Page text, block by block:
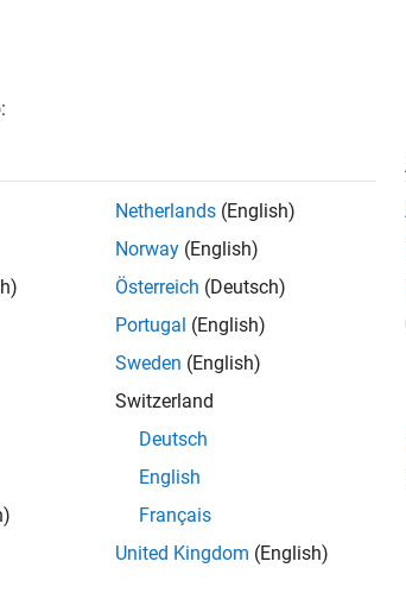
Netherlands (English)
Norway (English)
Österreich (Deutsch)
Portugal (English)
Sweden (English)
Switzerland
Deutsch
English
Français
United Kingdom (English)